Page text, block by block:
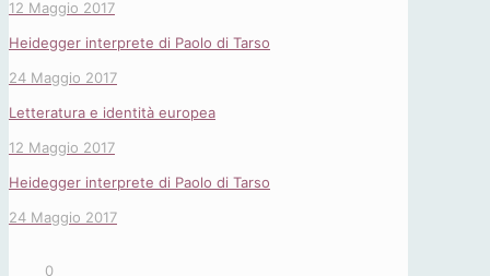
12 Maggio 2017
Heidegger interprete di Paolo di Tarso
24 Maggio 2017
Letteratura e identità europea
12 Maggio 2017
Heidegger interprete di Paolo di Tarso
24 Maggio 2017
0